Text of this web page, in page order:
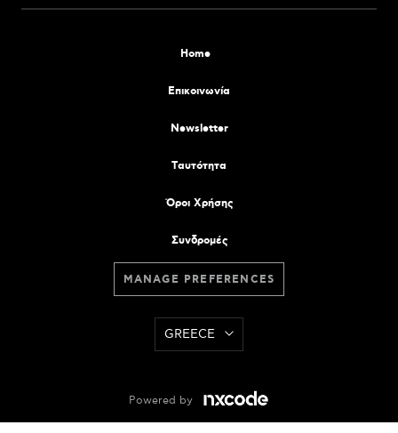
Home
Επικοινωνία
Newsletter
Tαυτότητα
Όροι Χρήσης
Συνδρομές
MANAGE PREFERENCES
GREECE
Powered by